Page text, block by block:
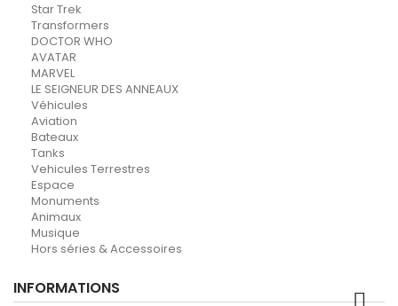
Star Trek
Transformers
DOCTOR WHO
AVATAR
MARVEL
LE SEIGNEUR DES ANNEAUX
Véhicules
Aviation
Bateaux
Tanks
Vehicules Terrestres
Espace
Monuments
Animaux
Musique
Hors séries & Accessoires
INFORMATIONS